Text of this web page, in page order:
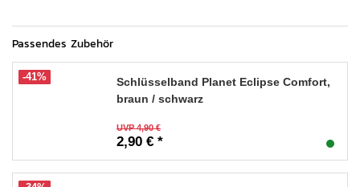
Passendes Zubehör
-41%
Schlüsselband Planet Eclipse Comfort,
braun / schwarz
UVP 4,90 €
2,90 € *